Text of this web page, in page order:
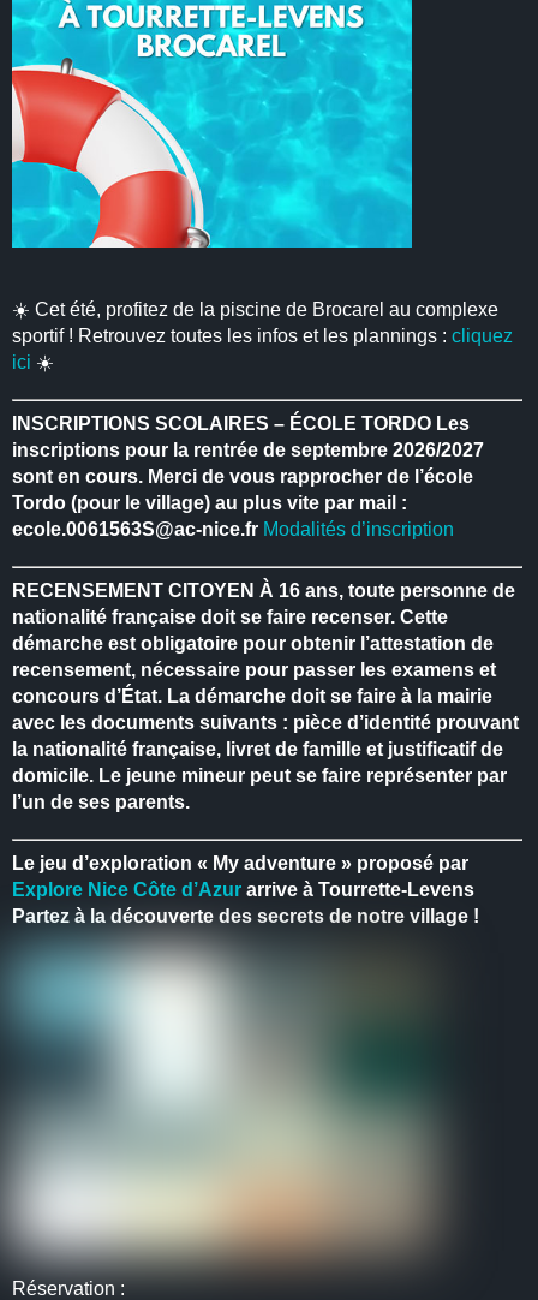
☀️ Cet été, profitez de la piscine de Brocarel au complexe
sportif ! Retrouvez toutes les infos et les plannings :cliquez
ici ☀️
INSCRIPTIONS SCOLAIRES – ÉCOLE TORDO Les
inscriptions pour la rentrée de septembre 2026/2027
sont en cours. Merci de vous rapprocher de l’école
Tordo (pour le village) au plus vite par mail :
ecole.0061563S@ac-nice.fr Modalités d’inscription
RECENSEMENT CITOYEN À 16 ans, toute personne de
nationalité française doit se faire recenser. Cette
démarche est obligatoire pour obtenir l’attestation de
recensement, nécessaire pour passer les examens et
concours d’État. La démarche doit se faire à la mairie
avec les documents suivants : pièce d’identité prouvant
la nationalité française, livret de famille et justificatif de
domicile. Le jeune mineur peut se faire représenter par
l’un de ses parents.
Le jeu d’exploration « My adventure » proposé par
Explore Nice Côte d’Azur arrive à Tourrette-Levens
Partez à la découverte des secrets de notre village !
Réservation :